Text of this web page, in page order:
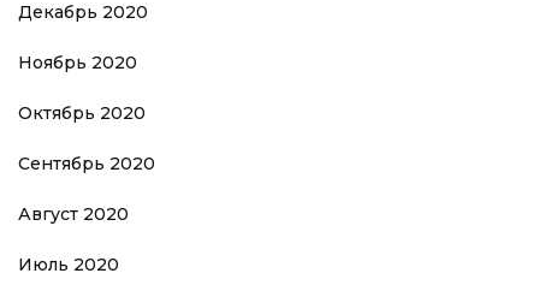
Декабрь 2020
Ноябрь 2020
Октябрь 2020
Сентябрь 2020
Август 2020
Июль 2020